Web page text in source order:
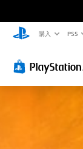
購入 PS5